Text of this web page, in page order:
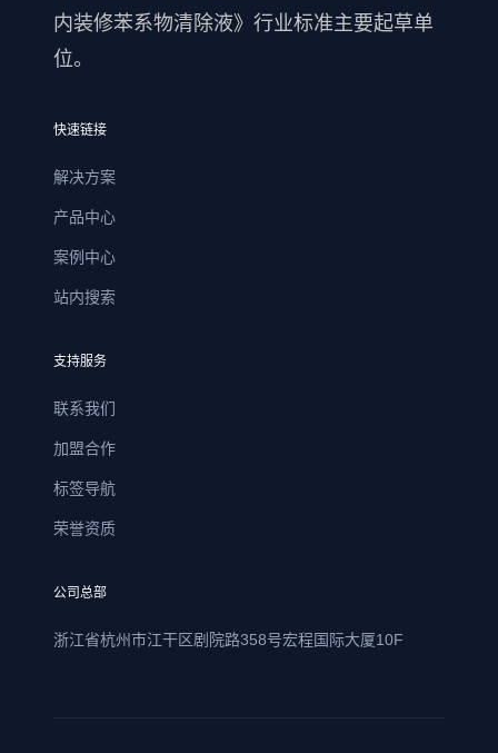
内装修苯系物清除液》行业标准主要起草单
位。
快速链接
解决方案
产品中心
案例中心
站内搜索
支持服务
联系我们
加盟合作
标签导航
荣誉资质
公司总部
浙江省杭州市江干区剧院路358号宏程国际大厦10F